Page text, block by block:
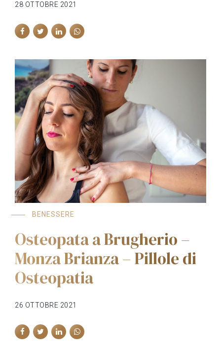
28 OTTOBRE 2021
BENESSERE
Osteopata a Brugherio –
Monza Brianza – Pillole di
Osteopatia
26 OTTOBRE 2021